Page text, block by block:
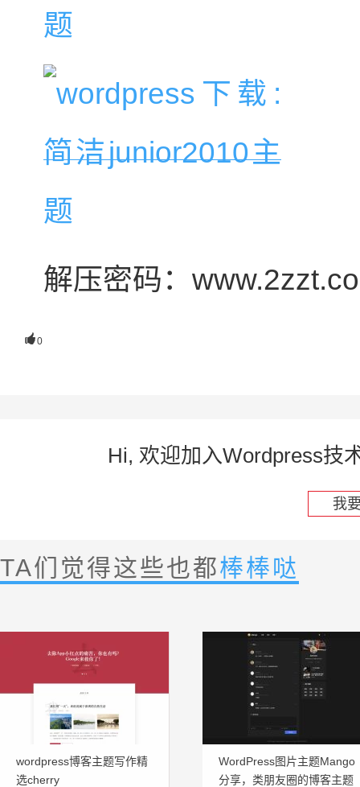
解压密码：
0
Hi, 欢迎加入Wordpress技
我
TA们觉得这些也都棒棒哒
wordpress博客主题写作精
选cherry
WordPress图片主题Mango
分享，类朋友圈的博客主题